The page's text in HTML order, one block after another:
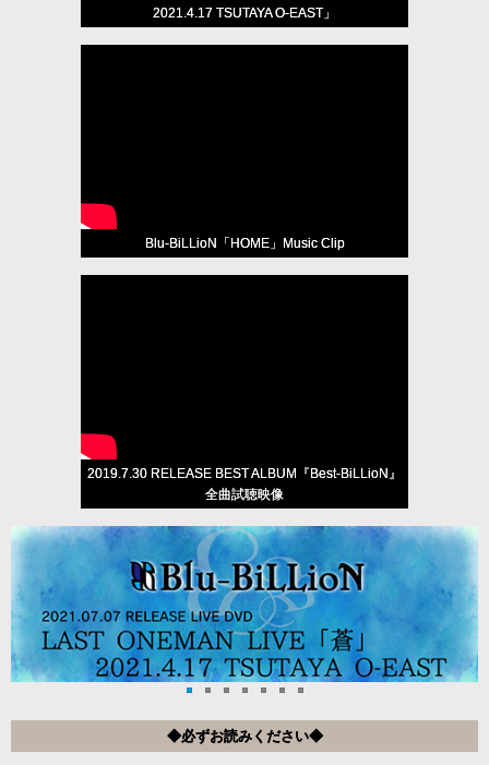
2021.4.17 TSUTAYA O-EAST」
Blu-BiLLioN「HOME」Music Clip
2019.7.30 RELEASE BEST ALBUM『Best-BiLLioN』
全曲試聴映像
◆必ずお読みください◆